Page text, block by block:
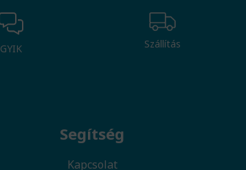
GYIK Szállítás
Segítség
Kapcsolat